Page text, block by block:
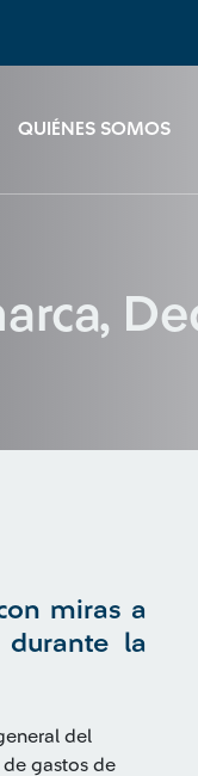
QUIÉNES SOMOS
miras a
la
del
gastos de